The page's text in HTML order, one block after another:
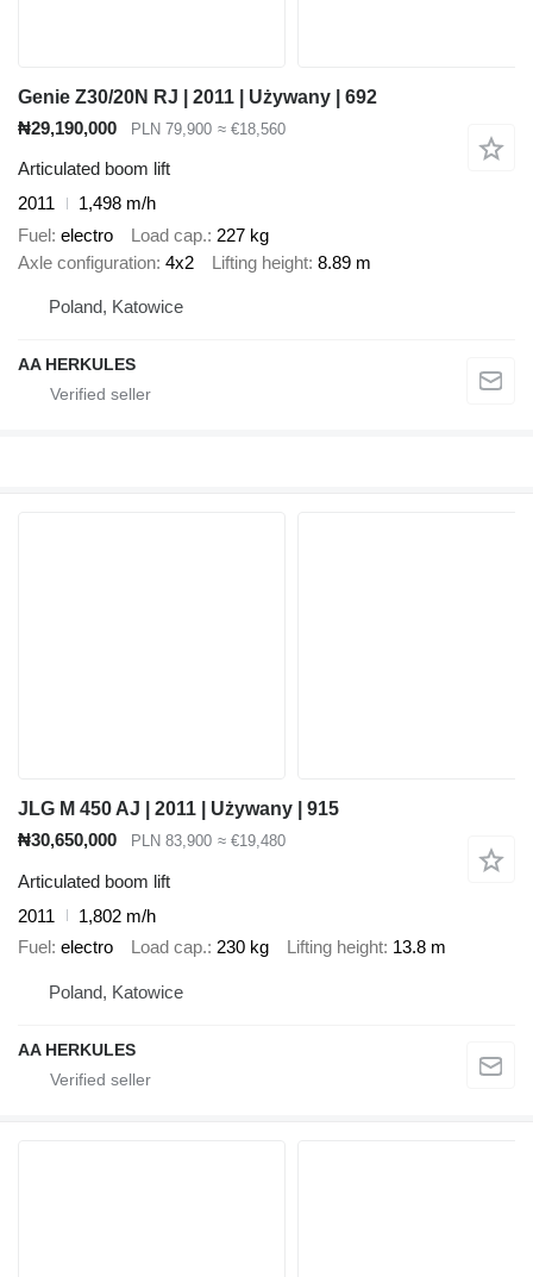
Genie Z30/20N RJ | 2011 | Używany | 692
₦29,190,000
PLN 79,900 ≈ €18,560
Articulated boom lift
2011
1,498 m/h
Fuel electro Load cap. 227 kg
Axle configuration 4x2 Lifting height 8.89 m
Poland, Katowice
AA HERKULES
JLG M 450 AJ | 2011 | Używany | 915
₦30,650,000
PLN 83,900 ≈ €19,480
Articulated boom lift
2011
1,802 m/h
Fuel
electro Load cap. 230 kg Lifting height 13.8 m
Poland, Katowice
AA HERKULES